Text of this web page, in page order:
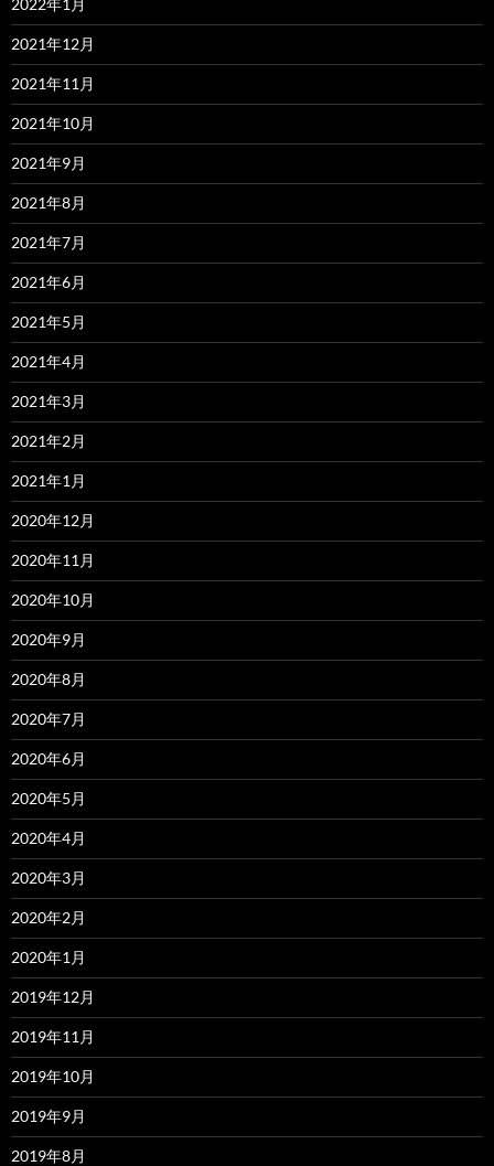
2022年1月
2021年12月
2021年11月
2021年10月
2021年9月
2021年8月
2021年7月
2021年6月
2021年5月
2021年4月
2021年3月
2021年2月
2021年1月
2020年12月
2020年11月
2020年10月
2020年9月
2020年8月
2020年7月
2020年6月
2020年5月
2020年4月
2020年3月
2020年2月
2020年1月
2019年12月
2019年11月
2019年10月
2019年9月
2019年8月